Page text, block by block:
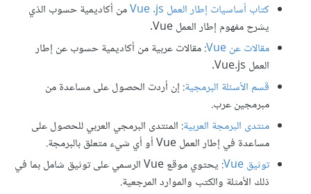
كتاب أساسيات إطار العمل Vue .js
من أكاديمية حسوب الذي
يشرح مفهوم إطار العمل Vue.
مقالات عن Vue
: مقالات عربية من أكاديمية حسوب عن إطار
العمل Vue.js.
قسم الأسئلة البرمجية: إن أردت الحصول على مساعدة من
مبرمجين عرب.
منتدى البرمجة العربية: المنتدى البرمجي العربي للحصول على
مساعدة في إطار العمل Vue أو أي شيء متعلق بالبرمجة.
توثيق Vue
: يحتوي موقع Vue الرسمي على توثيق شامل بما في
ذلك الأمثلة والكتب والموارد المرجعية.